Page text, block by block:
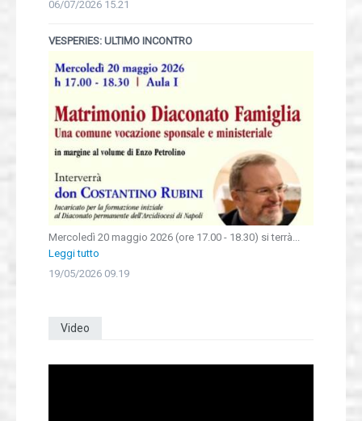
06/07/2026 15.21
VESPERIES: ULTIMO INCONTRO
Mercoledì 20 maggio 2026 (ore 17.00 - 18.30) si terrà...
Leggi tutto
19/05/2026 09.19
Video